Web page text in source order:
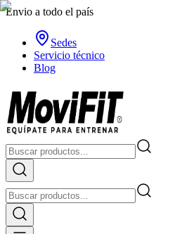
Envio a todo el país
Sedes
Servicio técnico
Blog